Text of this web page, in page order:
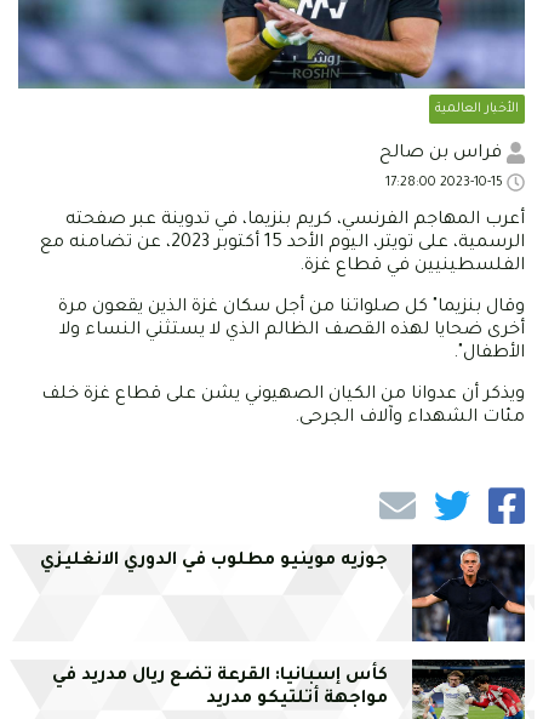
الأخبار العالمية
فراس بن صالح
أعرب المهاجم الفرنسي، كريم بنزيما، في تدوينة عبر صفحته
الرسمية، على تويتر، اليوم الأحد 15 أكتوبر 2023، عن تضامنه مع
الفلسطينيين في قطاع غزة.
وقال بنزيما" كل صلواتنا من أجل سكان غزة الذين يقعون مرة
أخرى ضحايا لهذه القصف الظالم الذي لا يستثني النساء ولا
الأطفال".
ويذكر أن عدوانا من الكيان الصهيوني يشن على قطاع غزة خلف
مئات الشهداء وآلاف الجرحى.
جوزيه موينيو مطلوب في الدوري الانغليزي
كأس إسبانيا: القرعة تضع ريال مدريد في
مواجهة أتلتيكو مدريد